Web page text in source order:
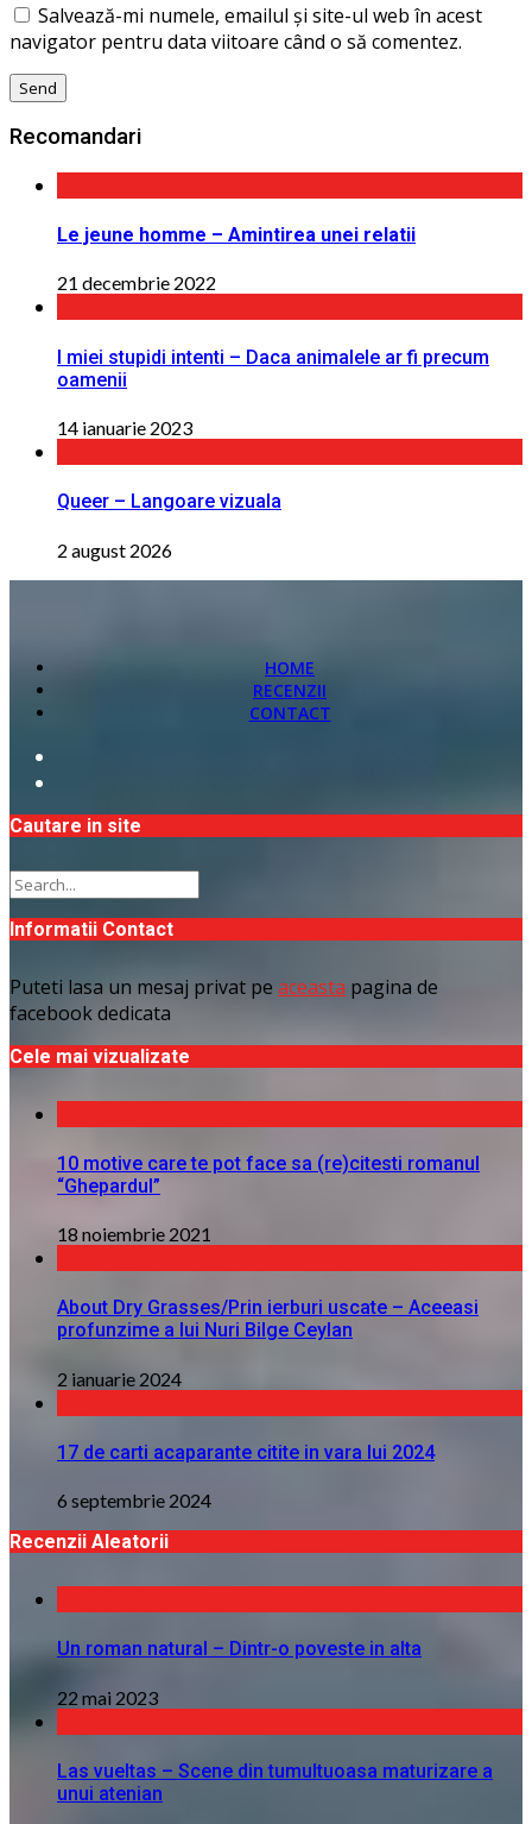
Salvează-mi numele, emailul și site-ul web în acest
navigator pentru data viitoare când o să comentez.
Recomandari
Le jeune homme – Amintirea unei relatii
21 decembrie 2022
I miei stupidi intenti – Daca animalele ar fi precum
oamenii
14 ianuarie 2023
Queer – Langoare vizuala
2 august 2026
HOME
RECENZII
CONTACT
Cautare in site
Informatii Contact
Puteti lasa un mesaj privat pe aceasta pagina de
facebook dedicata
Cele mai vizualizate
10 motive care te pot face sa (re)citesti romanul
“Ghepardul”
18 noiembrie 2021
About Dry Grasses/Prin ierburi uscate – Aceeasi
profunzime a lui Nuri Bilge Ceylan
2 ianuarie 2024
17 de carti acaparante citite in vara lui 2024
6 septembrie 2024
Recenzii Aleatorii
Un roman natural – Dintr-o poveste in alta
22 mai 2023
Las vueltas – Scene din tumultuoasa maturizare a
unui atenian